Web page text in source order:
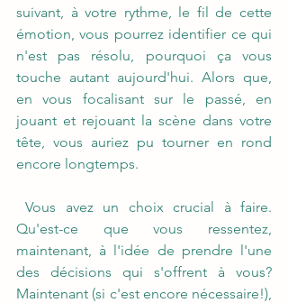
suivant, à votre rythme, le fil de cette
émotion, vous pourrez identifier ce qui
n'est pas résolu, pourquoi ça vous
touche autant aujourd'hui. Alors que,
en vous focalisant sur le passé, en
jouant et rejouant la scène dans votre
tête, vous auriez pu tourner en rond
encore longtemps.
Vous avez un choix crucial à faire.
Qu'est-ce que vous ressentez,
maintenant, à l'idée de prendre l'une
des décisions qui s'offrent à vous?
Maintenant (si c'est encore nécessaire!),